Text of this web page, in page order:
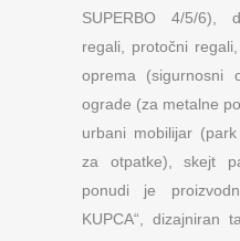
SUPERBO 4/5/6),
regali, protočni
oprema (sigurnosni
ograde (za metalne
urbani mobilijar
za otpatke), skejt
ponudi je
KUPCA“, dizajniran